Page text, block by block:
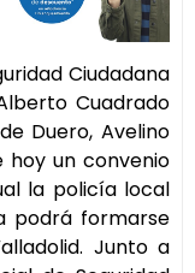
Ciudadana
Cuadrado
Duero, Avelino
hoy un convenio
la policía local
podrá formarse
Junto a